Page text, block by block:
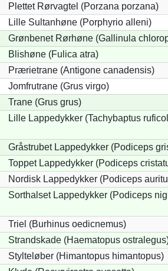
Plettet Rørvagtel (Porzana porzana)
Lille Sultanhøne (Porphyrio alleni)
Grønbenet Rørhøne (Gallinula
Blishøne (Fulica atra)
Prærietrane (Antigone canadensis)
Jomfrutrane (Grus virgo)
Trane (Grus grus)
Lille Lappedykker (Tachybaptus
Gråstrubet Lappedykker (Podiceps
Toppet Lappedykker (Podiceps
Nordisk Lappedykker (Podiceps
Sorthalset Lappedykker (Podiceps
Triel (Burhinus oedicnemus)
Strandskade (Haematopus
Stylteløber (Himantopus himantopus)